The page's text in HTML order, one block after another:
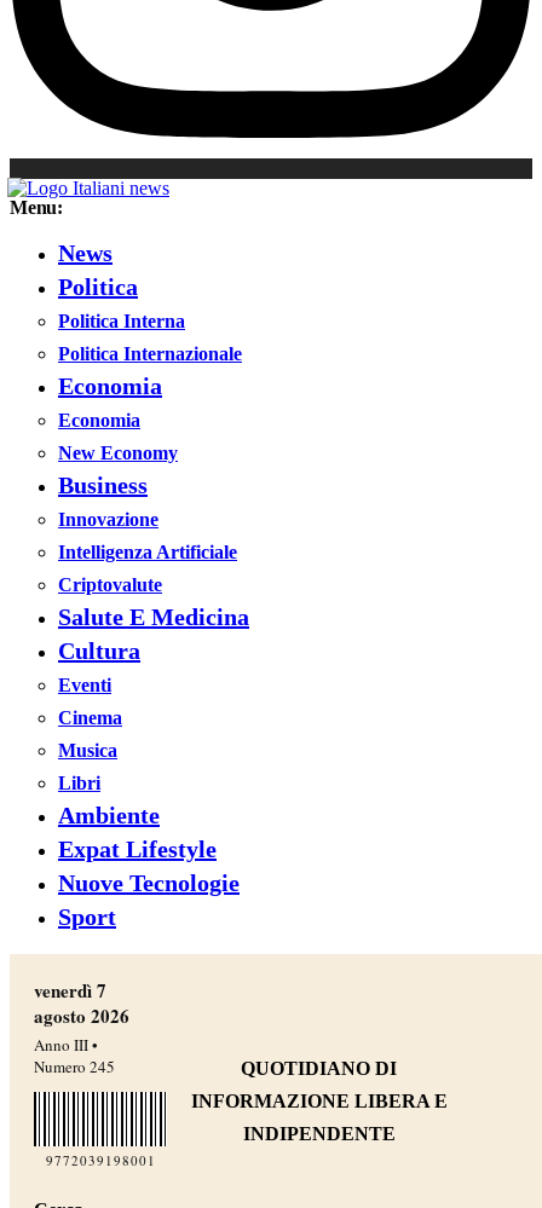
Menu:
News
Politica
Politica Interna
Politica Internazionale
Economia
Economia
New Economy
Business
Innovazione
Intelligenza Artificiale
Criptovalute
Salute E Medicina
Cultura
Eventi
Cinema
Musica
Libri
Ambiente
Expat Lifestyle
Nuove Tecnologie
Sport
venerdì 7
agosto 2026
Anno III •
Numero 245
9772039198001
QUOTIDIANO DI
INFORMAZIONE LIBERA E
INDIPENDENTE